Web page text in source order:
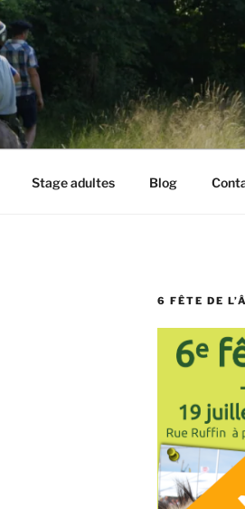
Stage adultes Blog
6 FÊTE DE